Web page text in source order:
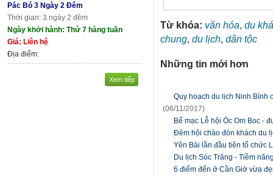
Pác Bó 3 Ngày 2 Đêm
Thời gian: 3 ngày 2 đêm
Ngày khởi hành: Thứ 7 hàng tuần
Giá: Liên hệ
Địa điểm:
Xem tiếp
Từ khóa: văn hóa, du
chung, du lịch, dân tộc
Những tin mới hơn
Quy hoạch du lịch Ninh Bình
(06/11/2017)
Bế mạc Lễ hội Óc Om Boc -
Đêm hội chào đón khách du
Yên Bái lần đầu tiên tổ chức
Du lịch Sóc Trăng - Tiềm
6 điểm đến ở Cần Giờ vừa